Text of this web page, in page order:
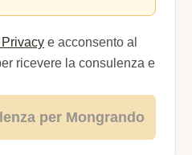
Privacy e acconsento al
ricevere la consulenza e
per Mongrando